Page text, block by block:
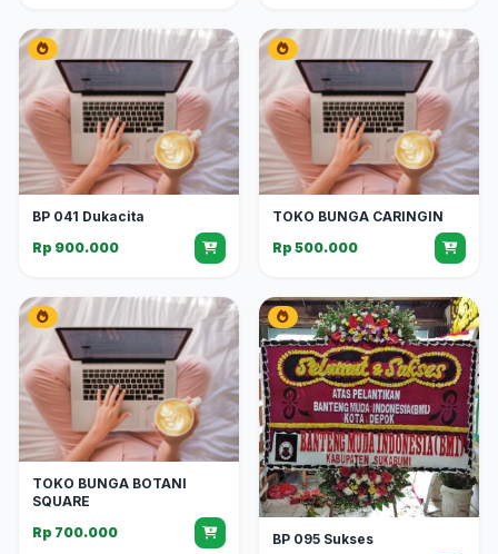
BP 041 Dukacita
Rp 900.000
TOKO BUNGA CARINGIN
Rp 500.000
TOKO BUNGA BOTANI
SQUARE
Rp 700.000
BP 095 Sukses